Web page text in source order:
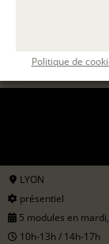
Politique de
LYON
présentiel
5 modules en
10h-13h / 14h-17h